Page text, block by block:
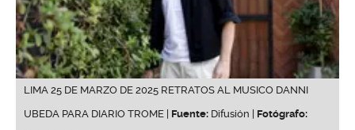
LIMA 25 DE MARZO DE 2025 RETRATOS AL MUSICO DANNI
UBEDA PARA DIARIO TROME | Fuente: Difusión | Fotógrafo: